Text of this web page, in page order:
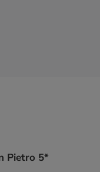
Pietro 5*